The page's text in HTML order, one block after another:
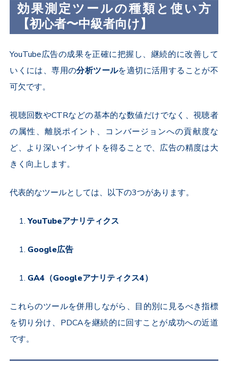
効果測定ツールの種類と使い方
【初心者〜中級者向け】
YouTube広告の成果を正確に把握し、継続的に改善して
いくには、専用の分析ツールを適切に活用することが不
可欠です。
視聴回数やCTRなどの基本的な数値だけでなく、視聴者
の属性、離脱ポイント、コンバージョンへの貢献度な
ど、より深いインサイトを得ることで、広告の精度は大
きく向上します。
代表的なツールとしては、以下の3つがあります。
YouTubeアナリティクス
Google広告
GA4 （Googleアナリティクス4）
これらのツールを併用しながら、目的別に見るべき指標
を切り分け、 PDCAを継続的に回すことが成功への近道
です。